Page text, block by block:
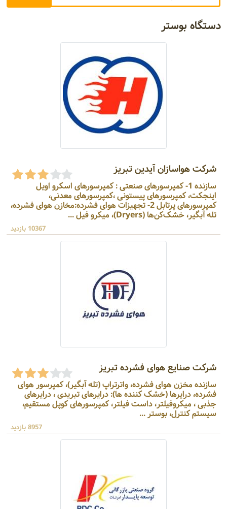
دستگاه بوستر
شرکت هواسازان آیدین تبریز
سازنده 1- کمپرسورهای صنعتی : کمپرسورهای اسکرو اویل
اینجکت، کمپرسورهای پیستونی ،کمپرسورهای معدنی،
کمپرسورهای پرتابل 2- تجهیزات هوای فشرده:مخازن هوای فشرده،
تله آبگیر، خشک‌کن‌ها (Dryers)، میکرو فیل ...
10367 بازدید
شرکت صنایع هوای فشرده تبریز
سازنده مخزن هوای فشرده، واترتراپ (تله آبگیر)، کمپرسور هوای
فشرده، درایرها (خشک کننده ها): درایرهای تبریدی ، درایرهای
جذبی ، میکروفیلتر، داست فیلتر، کمپرسورهای کوپل مستقیم،
سیستم کنترل، بوستر ...
8957 بازدید